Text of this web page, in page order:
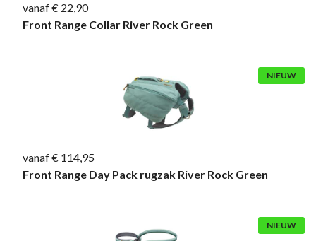
vanaf € 22,90
Front Range Collar River Rock Green
NIEUW
vanaf € 114,95
Front Range Day Pack rugzak River Rock Green
NIEUW